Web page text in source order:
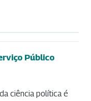
Público
ciência política é